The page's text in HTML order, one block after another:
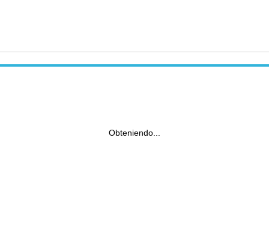
Obteniendo...